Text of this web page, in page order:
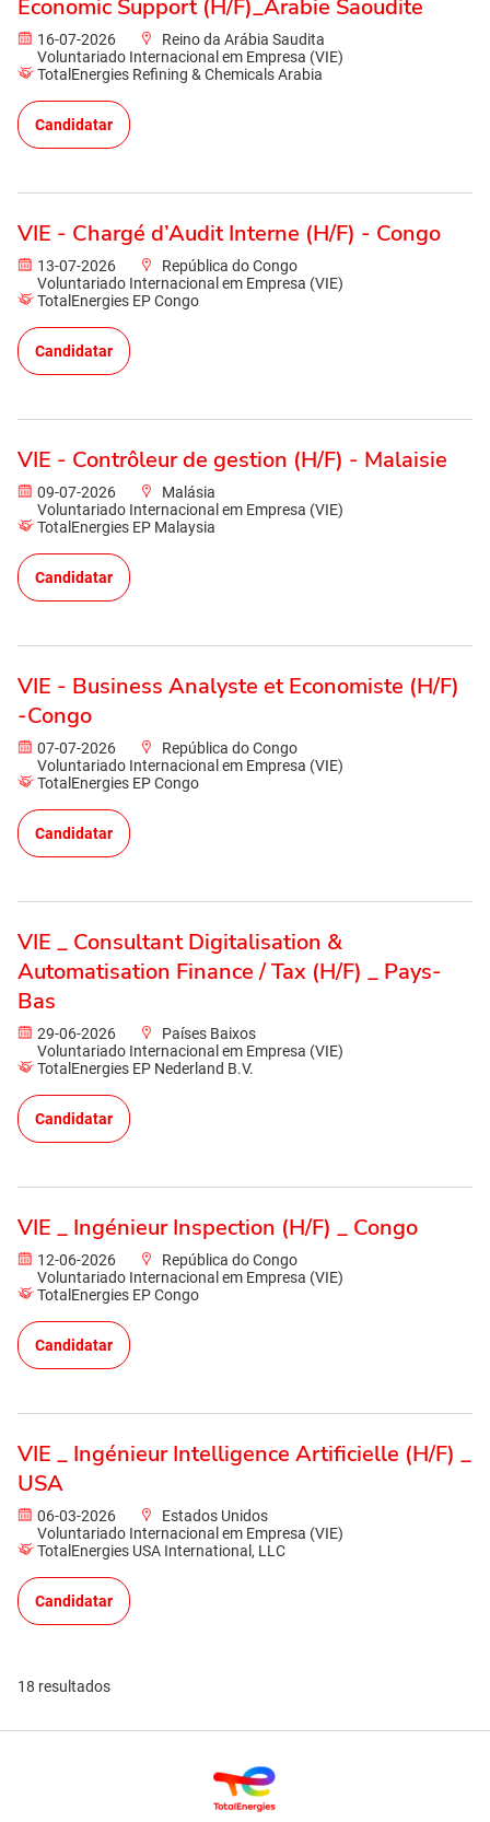
Economic Support (H/F)_Arabie Saoudite
16-07-2026
Reino da Arábia Saudita
Voluntariado Internacional em Empresa (VIE)
TotalEnergies Refining & Chemicals Arabia
Candidatar
VIE - Chargé d’Audit Interne (H/F) - Congo
13-07-2026
República do Congo
Voluntariado Internacional em Empresa (VIE)
TotalEnergies EP Congo
Candidatar
VIE - Contrôleur de gestion (H/F) - Malaisie
09-07-2026
Malásia
Voluntariado Internacional em Empresa (VIE)
TotalEnergies EP Malaysia
Candidatar
VIE - Business Analyste et Economiste (H/F)
-Congo
07-07-2026
República do Congo
Voluntariado Internacional em Empresa (VIE)
TotalEnergies EP Congo
Candidatar
VIE _ Consultant Digitalisation &
Automatisation Finance / Tax (H/F) _ Pays-
Bas
29-06-2026
Países Baixos
Voluntariado Internacional em Empresa (VIE)
TotalEnergies EP Nederland B.V.
Candidatar
VIE _ Ingénieur Inspection (H/F) _ Congo
12-06-2026
República do Congo
Voluntariado Internacional em Empresa (VIE)
TotalEnergies EP Congo
Candidatar
VIE _ Ingénieur Intelligence Artificielle (H/F) _
USA
06-03-2026
Estados Unidos
Voluntariado Internacional em Empresa (VIE)
TotalEnergies USA International, LLC
Candidatar
18 resultados